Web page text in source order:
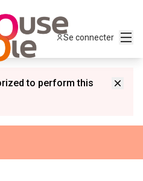
Se connecter
to perform this